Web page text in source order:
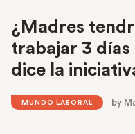
¿Madres
trabajar 3 días
dice la
MUNDO LABORAL by